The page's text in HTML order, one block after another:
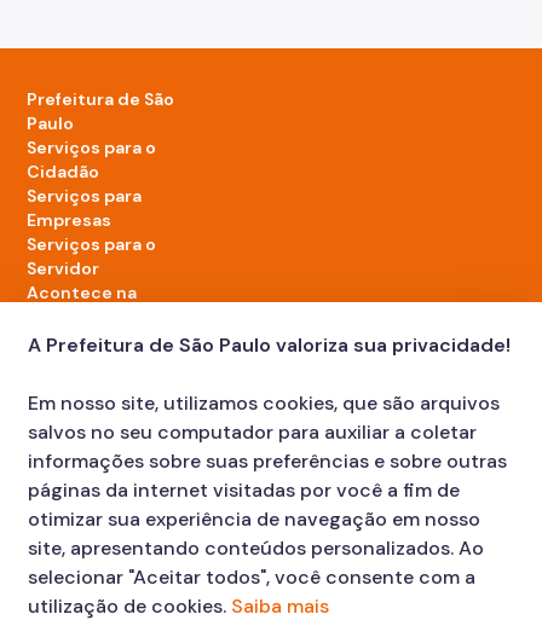
Prefeitura de São
Paulo
Serviços para o
Cidadão
Serviços para
Empresas
Serviços para o
Servidor
Acontece na
LinkedIn da Prefeitura de São Paulo
TikTok da Prefeitura de São Paulo
YouTube da Prefeitura de São Paulo
X da Prefeitura de São Paulo
Instagram da Prefeitura de São Paulo
Facebook da Prefeitura de São Paulo
Diário Oficial
A Prefeitura de São Paulo valoriza sua privacidade!
Em nosso site, utilizamos cookies, que são arquivos
salvos no seu computador para auxiliar a coletar
informações sobre suas preferências e sobre outras
páginas da internet visitadas por você a fim de
otimizar sua experiência de navegação em nosso
site, apresentando conteúdos personalizados. Ao
selecionar "Aceitar todos", você consente com a
utilização de cookies. Saiba mais